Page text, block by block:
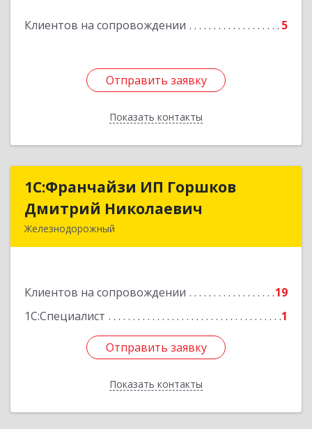
Клиентов на сопровождении 5
Отправить заявку
Показать контакты
Отправить заявку
Назад
1С:Франчайзи ИП Горшков
Дмитрий Николаевич
Железнодорожный
Клиентов на сопровождении
19
1С:Специалист
1
Отправить заявку
Показать контакты
1С:Франчайзи ИП Горшков
Дмитрий Николаевич
Подробнее
Отправить заявку
Назад